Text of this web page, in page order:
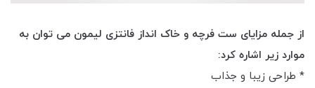
از جمله مزایای ست فرچه و خاک انداز فانتزی لیمون می توان به
موارد زیر اشاره کرد:
* طراحی زیبا و جذاب